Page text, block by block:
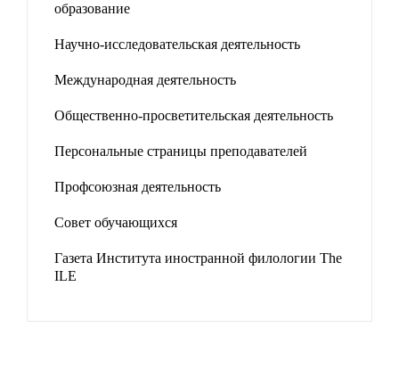
образование
Научно-исследовательская деятельность
Международная деятельность
Общественно-просветительская деятельность
Персональные страницы преподавателей
Профсоюзная деятельность
Совет обучающихся
Газета Института иностранной филологии The
ILE